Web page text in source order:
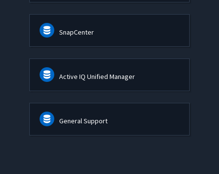
SnapCenter
Active IQ Unified Manager
General Support